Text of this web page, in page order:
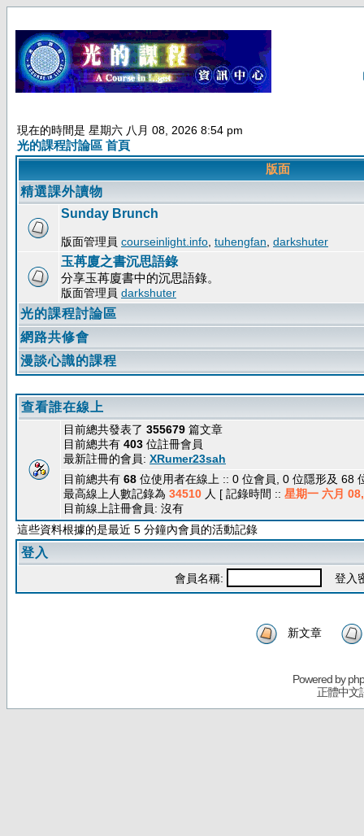
現在的時間是 星期六 八月 08, 2026 8:54 pm
光的課程討論區 首頁
版面
精選課外讀物
Sunday Brunch
版面管理員 courseinlight.info tuhengfan darkshuter
玉苒廈之書沉思語錄
分享玉苒廈書中的沉思語錄。
版面管理員 darkshuter
光的課程討論區
網路共修會
漫談心識的課程
查看誰在線上
目前總共發表了 355679 篇文章
目前總共有 403 位註冊會員
最新註冊的會員: XRumer23sah
目前總共有 68 位使用者在線上 :: 0 位會員, 0 位隱形及
最高線上人數記錄為 34510 人 [ 記錄時間 :: 星期一 六月
目前線上註冊會員: 沒有
這些資料根據的是最近 5 分鐘內會員的活動記錄
登入
會員名稱: 登入
新文章
Powered by
正體中文